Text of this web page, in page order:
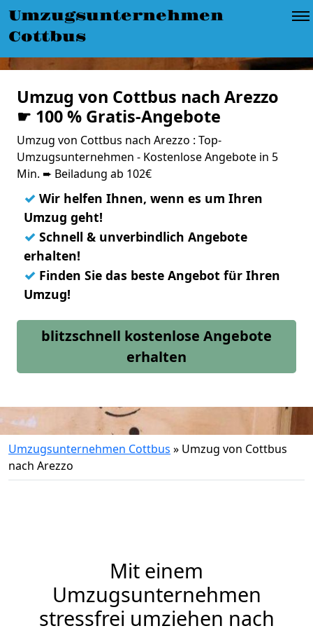
Umzugsunternehmen
Cottbus
Umzug von Cottbus nach Arezzo
☛ 100 % Gratis-Angebote
Umzug von Cottbus nach Arezzo : Top-
Umzugsunternehmen - Kostenlose Angebote in 5
Min. ➨ Beiladung ab 102€
✓ Wir helfen Ihnen, wenn es um Ihren
Umzug geht!
✓ Schnell & unverbindlich Angebote
erhalten!
✓ Finden Sie das beste Angebot für Ihren
Umzug!
blitzschnell kostenlose Angebote
erhalten
Umzugsunternehmen Cottbus » Umzug von Cottbus
nach Arezzo
Mit einem
Umzugsunternehmen
stressfrei umziehen nach